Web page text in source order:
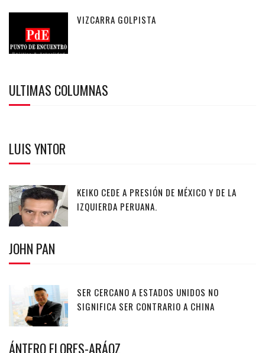
VIZCARRA GOLPISTA
ULTIMAS COLUMNAS
LUIS YNTOR
KEIKO CEDE A PRESIÓN DE MÉXICO Y DE LA
IZQUIERDA PERUANA.
JOHN PAN
SER CERCANO A ESTADOS UNIDOS NO
SIGNIFICA SER CONTRARIO A CHINA
ÁNTERO FLORES-ARÁOZ